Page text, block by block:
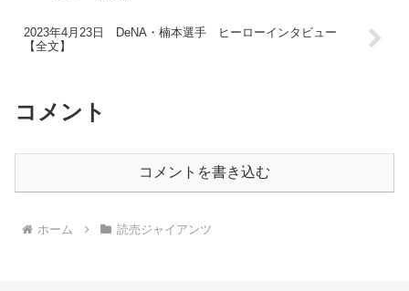
2023年4月23日 DeNA・楠本選手 ヒーローインタビュー
【全文】
コメント
コメントを書き込む
ホーム 読売ジャイアンツ